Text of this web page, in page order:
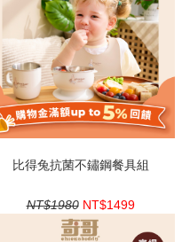
比得兔抗菌不鏽鋼餐具組
NT$1980 NT$1499